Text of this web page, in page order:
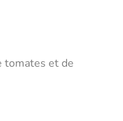
tomates et de